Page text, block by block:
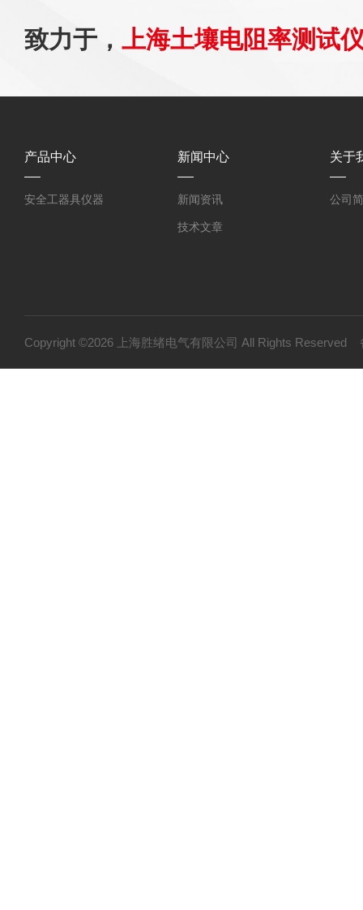
致力于， 上海土壤电阻率测试
产品中心
安全工器具仪器
新闻中心
新闻资讯
技术文章
关于
公司
Copyright ©2026 上海胜绪电气有限公司 All Rights Reserved